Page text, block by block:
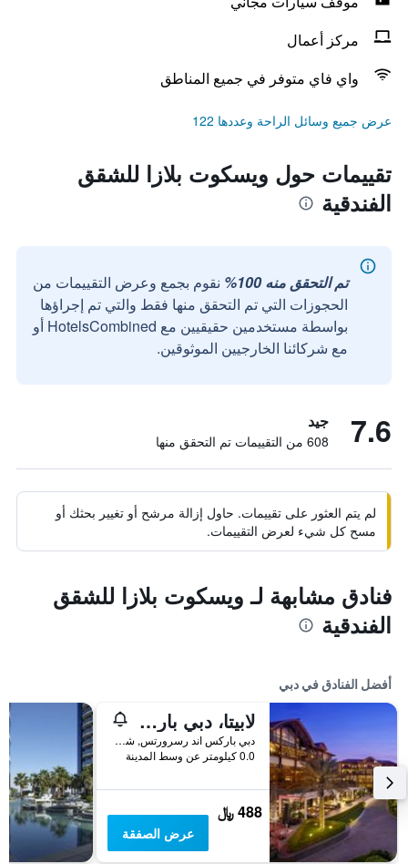
مركز أعمال
واي فاي متوفر في جميع المناطق
عرض جميع وسائل الراحة وعددها 122
تقييمات حول ويسكوت بلازا للشقق
الفندقية
تم التحقق منه 100%
نقوم بجمع وعرض التقييمات من
الحجوزات التي تم التحقق منها فقط والتي تم إجراؤها
بواسطة مستخدمين حقيقيين مع HotelsCombined أو
مع شركائنا الخارجيين الموثوقين.
7.6 جيد
608 من التقييمات تم التحقق منها
لم يتم العثور على تقييمات. حاول إزالة مرشح أو تغيير بحثك أو
مسح كل شيء لعرض التقييمات.
فنادق مشابهة لـ ويسكوت بلازا للشقق
الفندقية
أفضل الفنادق في دبي
لابيتا، دبي باركس آند ريزورتس، أوتوغراف كوليكشن
دبي باركس اند رسرورتس, شارع الشيخ زايد, دبي, الامارات العربية المتحدة
0.0 كيلومتر عن وسط المدينة
488 ﷼
عرض الصفقة